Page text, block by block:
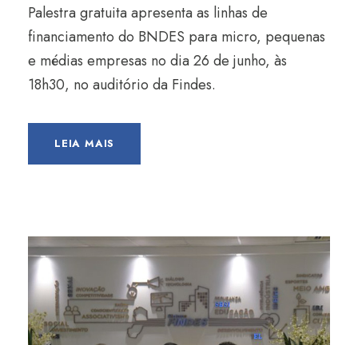
Palestra gratuita apresenta as linhas de
financiamento do BNDES para micro, pequenas
e médias empresas no dia 26 de junho, às
18h30, no auditório da Findes.
LEIA MAIS